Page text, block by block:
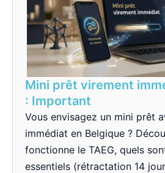
Mini prêt virement
: Important
Vous envisagez un mini prêt
immédiat en Belgique ?
fonctionne le TAEG, quels
essentiels (rétractation 14